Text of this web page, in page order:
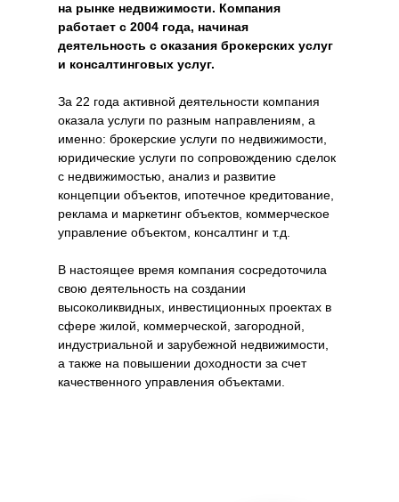
на рынке недвижимости. Компания
работает с 2004 года, начиная
деятельность с оказания брокерских услуг
и консалтинговых услуг.
За 22 года активной деятельности компания
оказала услуги по разным направлениям, а
именно: брокерские услуги по недвижимости,
юридические услуги по сопровождению сделок
с недвижимостью, анализ и развитие
концепции объектов, ипотечное кредитование,
реклама и маркетинг объектов, коммерческое
управление объектом, консалтинг и т.д.
В настоящее время компания сосредоточила
свою деятельность на создании
высоколиквидных, инвестиционных проектах в
сфере жилой, коммерческой, загородной,
индустриальной и зарубежной недвижимости,
а также на повышении доходности за счет
качественного управления объектами.